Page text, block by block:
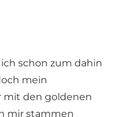
schon zum dahin
mein
mit den goldenen
mir stammen